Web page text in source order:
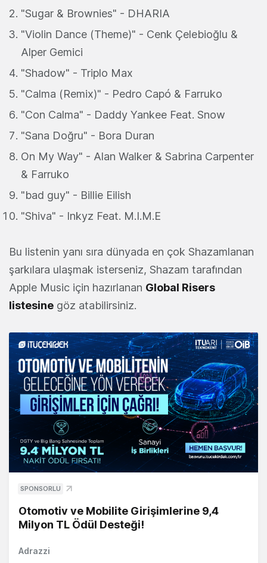
"Sugar & Brownies" - DHARIA
"Violin Dance (Theme)" - Cenk Çelebioğlu &
Alper Gemici
"Shadow" - Triplo Max
"Calma (Remix)" - Pedro Capó & Farruko
"Con Calma" - Daddy Yankee Feat. Snow
"Sana Doğru" - Bora Duran
On My Way" - Alan Walker & Sabrina Carpenter
& Farruko
"bad guy" - Billie Eilish
"Shiva" - Inkyz Feat. M.I.M.E
Bu listenin yanı sıra dünyada en çok Shazamlanan
şarkılara ulaşmak isterseniz, Shazam tarafından
Apple Music için hazırlanan Global Risers
listesine göz atabilirsiniz.
SPONSORLU
Otomotiv ve Mobilite Girişimlerine 9,4
Milyon TL Ödül Desteği!
Adrazzi